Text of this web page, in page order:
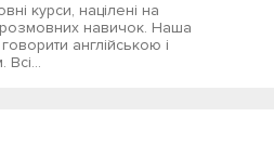
курси, націлені на
навичок. Наша
англійською і
Всі...